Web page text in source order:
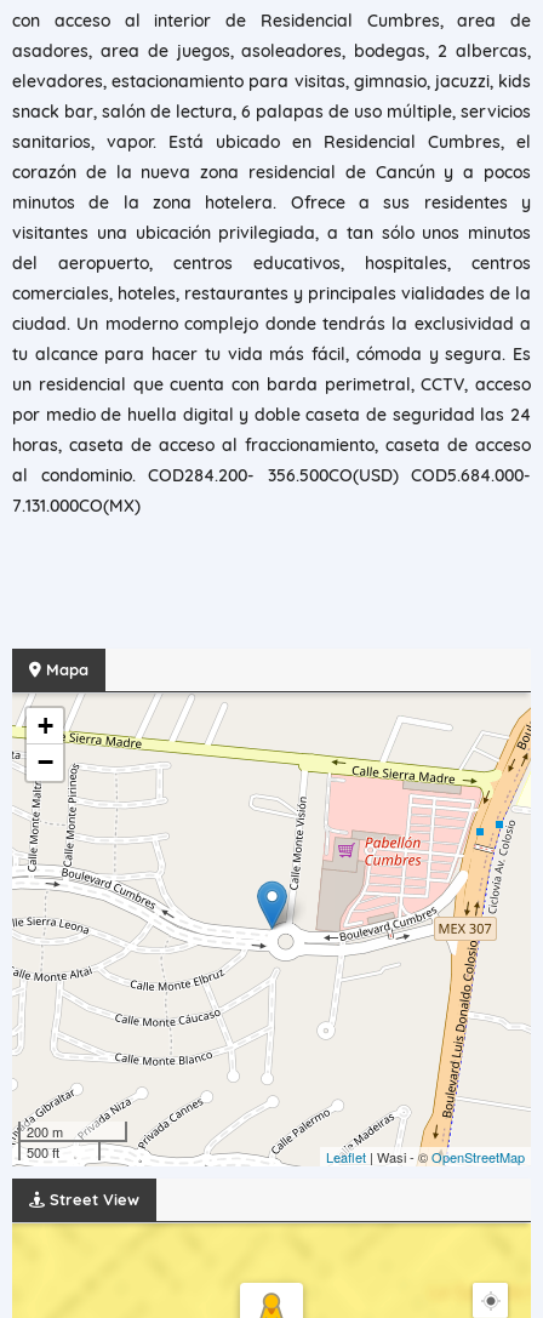
con acceso al interior de Residencial Cumbres, area de
asadores, area de juegos, asoleadores, bodegas, 2 albercas,
elevadores, estacionamiento para visitas, gimnasio, jacuzzi, kids
snack bar, salón de lectura, 6 palapas de uso múltiple, servicios
sanitarios, vapor. Está ubicado en Residencial Cumbres, el
corazón de la nueva zona residencial de Cancún y a pocos
minutos de la zona hotelera. Ofrece a sus residentes y
visitantes una ubicación privilegiada, a tan sólo unos minutos
del aeropuerto, centros educativos, hospitales, centros
comerciales, hoteles, restaurantes y principales vialidades de la
ciudad. Un moderno complejo donde tendrás la exclusividad a
tu alcance para hacer tu vida más fácil, cómoda y segura. Es
un residencial que cuenta con barda perimetral, CCTV, acceso
por medio de huella digital y doble caseta de seguridad las 24
horas, caseta de acceso al fraccionamiento, caseta de acceso
al condominio. COD284.200- 356.500CO(USD) COD5.684.000-
7.131.000CO(MX)
Mapa
+
−
200 m
500 ft
Leaflet | Wasi - ©OpenStreetMap
Street View